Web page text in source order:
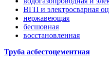
ВГП и электросварная
нержавеющая
бесшовная
восстановленная
Труба асбестоцементная